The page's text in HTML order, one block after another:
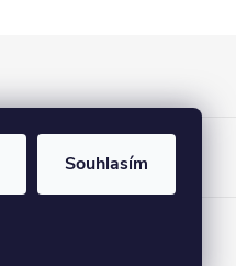
Souhlasím